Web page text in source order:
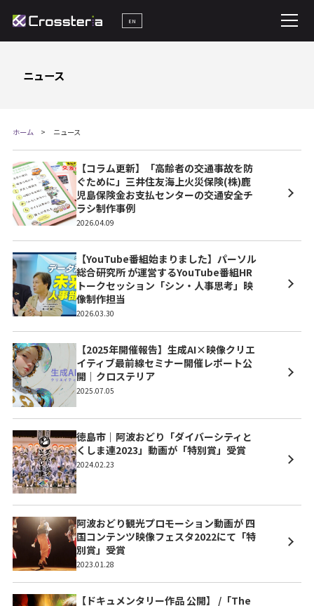
EN
ニュース
ホーム ニュース
【コラム更新】「高齢者の交通事故を防
ぐために」三井住友海上火災保険(株)鹿
児島保険金お支払センターの交通安全チ
ラシ制作事例
2026.04.09
【YouTube番組始まりました】パーソル
総合研究所 が運営するYouTube番組HR
トークセッション「シン・人事思考」映
像制作担当
2026.03.30
【2025年開催報告】生成AI×映像クリエ
イティブ最前線セミナー開催レポート公
開｜クロステリア
2025.07.05
徳島市｜阿波おどり「ダイバーシティと
くしま連2023」動画が「特別賞」受賞
2024.02.23
阿波おどり観光プロモーション動画が 四
国コンテンツ映像フェスタ2022にて「特
別賞」受賞
2023.01.28
【ドキュメンタリー作品 公開】 /「The